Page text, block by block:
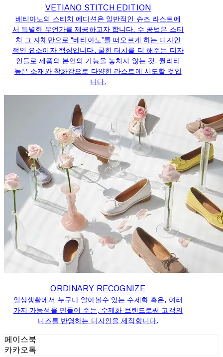
VETIANO STITCH EDITION
베티아노의 스티치 에디션은 일반적인 슈즈 라스트에
서 특별한 무언가를 제공하고자 합니다. 수 공법은 스티
치 그 자체만으로 “베티아노”를 떠오르게 하는 디자인
적인 요소이자 핵심입니다. 쿨한 터치를 더 해주는 디자
인들로 제품의 본연의 기능을 놓치지 않는 것, 퀄리티
높은 소재와 착화감으로 다양한 라스트에 시도할 것입
니다.
ORDINARY RECOGNIZE
일상생활에서 누구나 알아볼수 있는 수제화 혹은, 여러
가지 가능성을 만들어 주는, 수제화 브랜드로써 고객의
니즈를 반영하는 디자인을 제작합니다.
페이스북
카카오톡